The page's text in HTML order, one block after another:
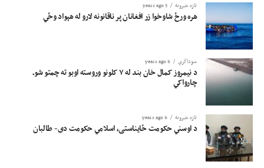
تازه خبرونه 5 years ago
هره ورځ شاوخوا زر افغانان پر ناقانونه لارو له هېواد وځي
سوداگري 6 years ago
د نیمروز کمال خان بند له ۷ کلونو وروسته اوبو ته چمتو شوـ
چارواکي
تازه خبرونه 6 years ago
د اوسني حکومت ځایناستی، اسلامي حکومت دی- طالبان